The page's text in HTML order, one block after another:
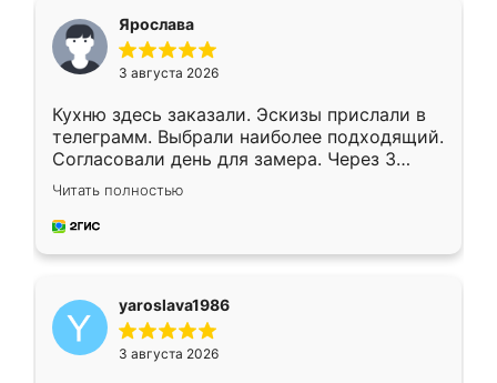
Ярослава
3 августа 2026
Кухню здесь заказали. Эскизы прислали в
телеграмм. Выбрали наиболее подходящий.
Согласовали день для замера. Через 3
недели кухня была уже готова. Остались
довольны работой. Спасибо Ренессанс
мебель за качественную работу!
Читать полностью
yaroslava1986
3 августа 2026